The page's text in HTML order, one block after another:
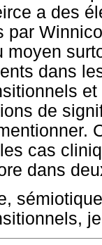
a des
par
moyen
dans
de
cas
dans